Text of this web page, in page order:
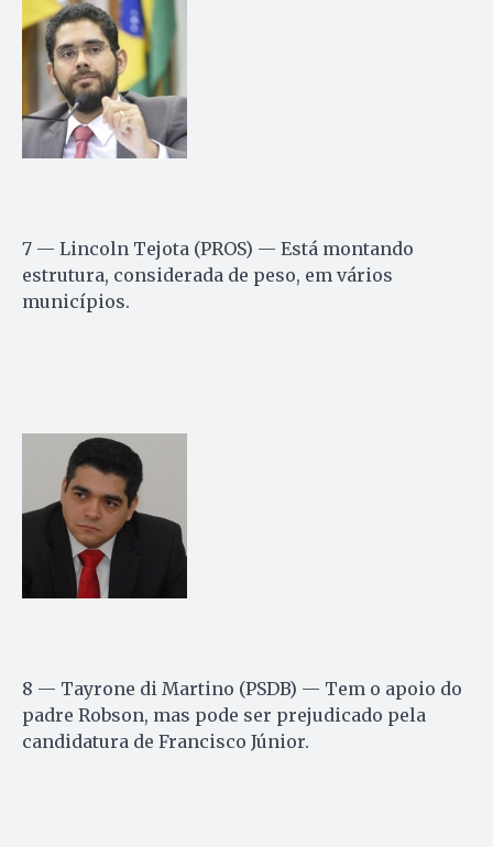
7 — Lincoln Tejota (PROS) — Está montando
estrutura, considerada de peso, em vários
municípios.
8 — Tayrone di Martino (PSDB) — Tem o apoio do
padre Robson, mas pode ser prejudicado pela
candidatura de Francisco Júnior.